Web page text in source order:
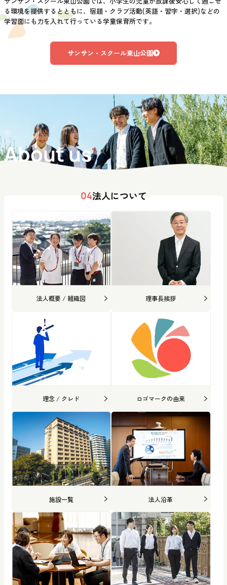
る環境を提供するとともに、宿題・クラブ活動(英語・習字・選択)などの
学習面にも力を入れて行っている学童保育所です。
サンサン・スクール東山公園
About us
04法人について
法人概要 / 組織図 理事長挨拶
理念 / クレド ロゴマークの由来
施設一覧 法人沿革